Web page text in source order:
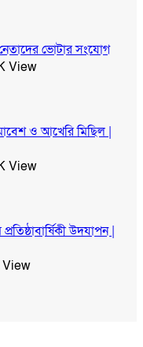
ভোটার সংযোগ
View
ও আখেরি মিছিল |
View
উদযাপন |
View